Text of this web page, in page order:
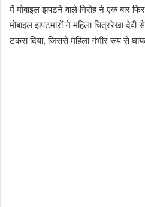
में मोबाइल झपटने वाले गिरोह ने एक बार
मोबाइल झपटमारों ने महिला चित्ररेखा
टकरा दिया, जिससे महिला गंभीर रूप से